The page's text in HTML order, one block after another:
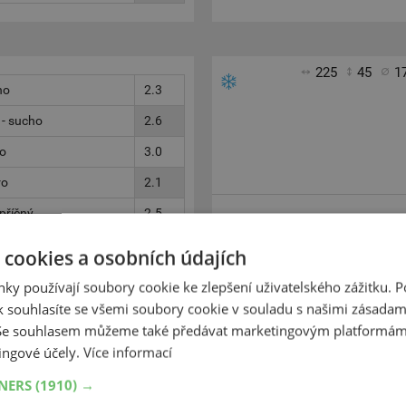
2.3
sucho 2.6
3.0
2.1
2.5
- mokro 2.3
2.5
225 45
získaly při testech jízdy na
vozovce.
Drobné nedostatky
a osobních údajích
používají soubory cookie ke zlepšení uživatelského zážitku.
souhlasíte se všemi soubory cookie v souladu s našimi
souhlasem můžeme také předávat marketingovým
účely. Více informací
(1910) →